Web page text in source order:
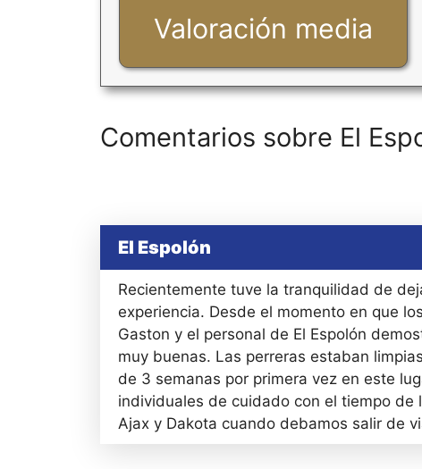
Valoración media
Comentarios sobre El
El Espolón
Recientemente tuve la tranquilidad de
experiencia. Desde el momento en que
Gaston y el personal de El Espolón
muy buenas. Las perreras estaban
de 3 semanas por primera vez en este
individuales de cuidado con el tiempo de
Ajax y Dakota cuando debamos salir de